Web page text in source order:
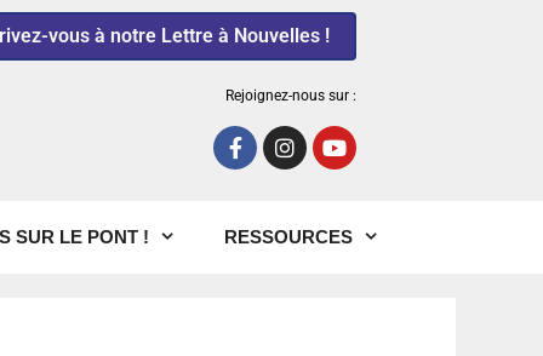
vous à notre Lettre à Nouvelles !
Rejoignez-nous sur :
SUR LE PONT ! RESSOURCES